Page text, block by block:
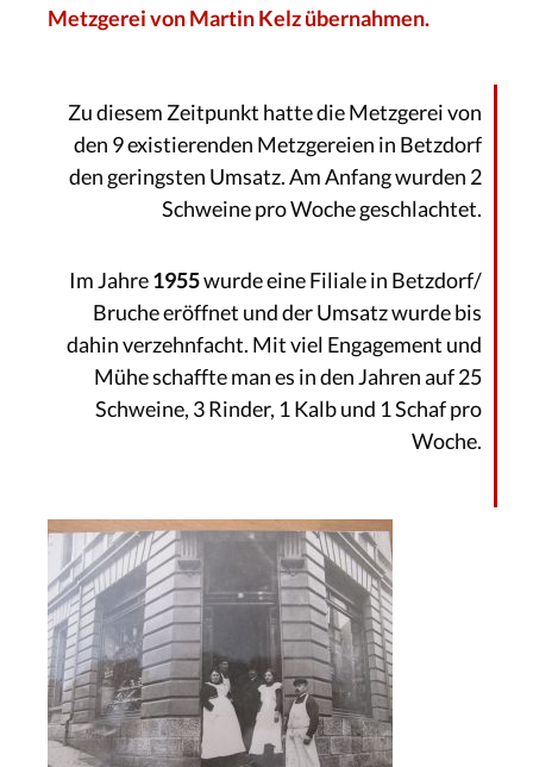
Metzgerei von Martin Kelz übernahmen.
Zu diesem Zeitpunkt hatte die Metzgerei von
den 9 existierenden Metzgereien in Betzdorf
den geringsten Umsatz. Am Anfang wurden 2
Schweine pro Woche geschlachtet.
Im Jahre1955wurde eine Filiale in Betzdorf/
Bruche eröffnet und der Umsatz wurde bis
dahin verzehnfacht. Mit viel Engagement und
Mühe schaffte man es in den Jahren auf 25
Schweine, 3 Rinder, 1 Kalb und 1 Schaf pro
Woche.